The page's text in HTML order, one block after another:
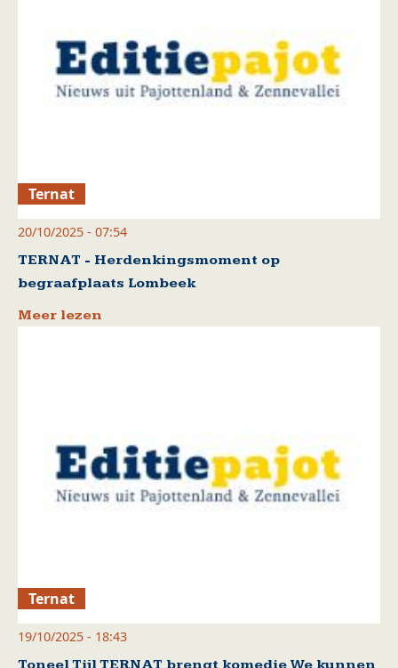
Ternat
20/10/2025 - 07:54
TERNAT - Herdenkingsmoment op
begraafplaats Lombeek
Meer lezen
Ternat
19/10/2025 - 18:43